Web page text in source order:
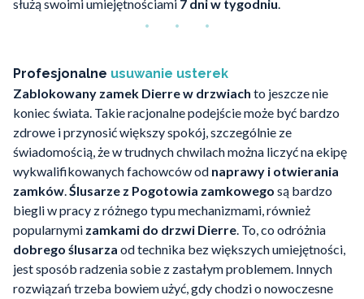
służą swoimi umiejętnościami 7 dni w tygodniu.
Profesjonalne usuwanie usterek
Zablokowany zamek Dierre w drzwiach to jeszcze nie
koniec świata. Takie racjonalne podejście może być bardzo
zdrowe i przynosić większy spokój, szczególnie ze
świadomością, że w trudnych chwilach można liczyć na ekipę
wykwalifikowanych fachowców od naprawy i otwierania
zamków.Ślusarze z Pogotowia zamkowego są bardzo
biegli w pracy z różnego typu mechanizmami, również
popularnymi zamkami do drzwi Dierre. To, co odróżnia
dobrego ślusarza od technika bez większych umiejętności,
jest sposób radzenia sobie z zastałym problemem. Innych
rozwiązań trzeba bowiem użyć, gdy chodzi o nowoczesne